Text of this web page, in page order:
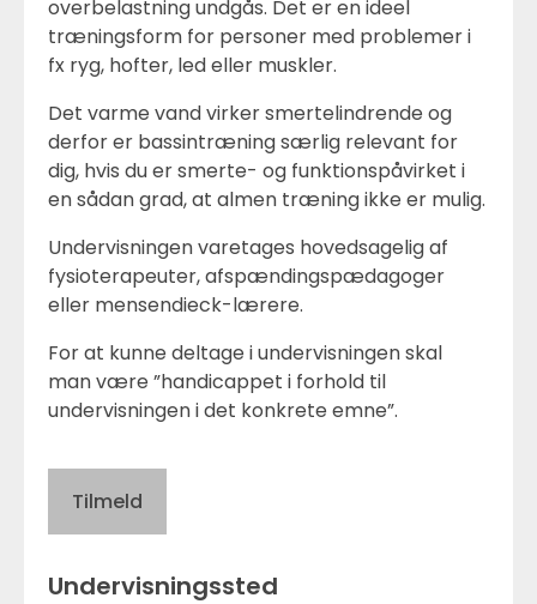
overbelastning undgås. Det er en ideel
træningsform for personer med problemer i
fx ryg, hofter, led eller muskler.
Det varme vand virker smertelindrende og
derfor er bassintræning særlig relevant for
dig, hvis du er smerte- og funktionspåvirket i
en sådan grad, at almen træning ikke er mulig.
Undervisningen varetages hovedsagelig af
fysioterapeuter, afspændingspædagoger
eller mensendieck-lærere.
For at kunne deltage i undervisningen skal
man være ”handicappet i forhold til
undervisningen i det konkrete emne”.
Tilmeld
Undervisningssted